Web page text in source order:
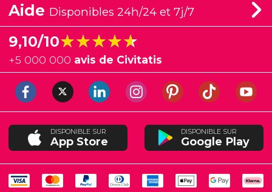
Aide Disponibles 24h/24 et 7j/7
9,10/10★★★★★
★★★★★
+5 000 000 avis de Civitatis
DISPONIBLE SUR
App Store
DISPONIBLE SUR
Google Play